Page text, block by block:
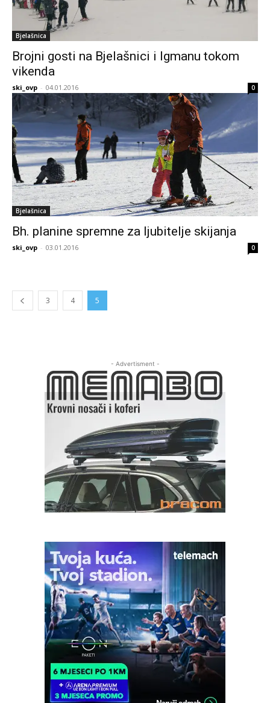
Bjelašnica
Brojni gosti na Bjelašnici i Igmanu tokom
vikenda
ski_ovp - 04.01.2016 0
Bjelašnica
Bh. planine spremne za ljubitelje skijanja
ski_ovp - 03.01.2016 0
3 4 5
- Advertisment -